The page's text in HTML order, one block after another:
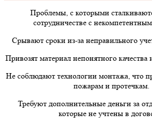
Проблемы, с которыми
сотрудничестве с
Срывают сроки из-за неправильного
Привозят материал непонятного
Не соблюдают технологии монтажа, что
пожарам и протечкам.
Требуют дополнительные деньги за
которые не учтены в